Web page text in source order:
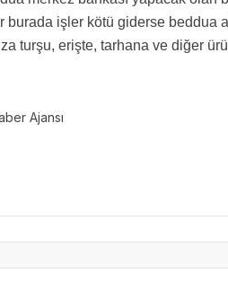
burada işler kötü giderse beddua
turşu, erişte, tarhana ve diğer
Ajansı